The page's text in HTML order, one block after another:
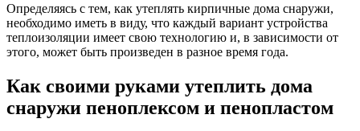
Определяясь с тем, как утеплять кирпичные дома снаружи,
необходимо иметь в виду, что каждый вариант устройства
теплоизоляции имеет свою технологию и, в зависимости от
этого, может быть произведен в разное время года.
Как своими руками утеплить дома
снаружи пеноплексом и пенопластом